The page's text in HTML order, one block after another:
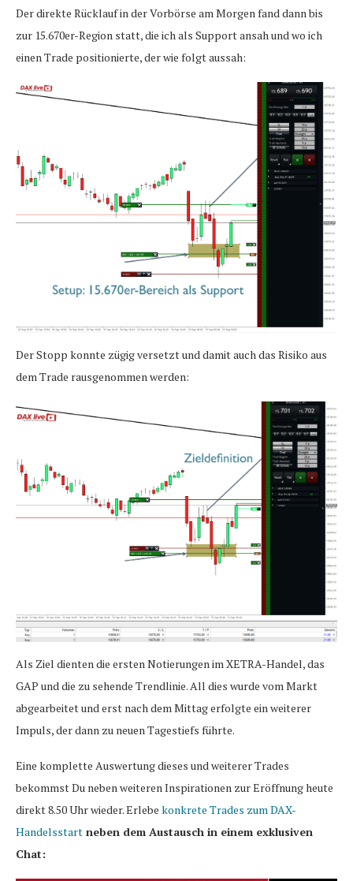
Der direkte Rücklauf in der Vorbörse am Morgen fand dann bis
zur 15.670er-Region statt, die ich als Support ansah und wo ich
einen Trade positionierte, der wie folgt aussah:
Der Stopp konnte zügig versetzt und damit auch das Risiko aus
dem Trade rausgenommen werden:
Als Ziel dienten die ersten Notierungen im XETRA-Handel, das
GAP und die zu sehende Trendlinie. All dies wurde vom Markt
abgearbeitet und erst nach dem Mittag erfolgte ein weiterer
Impuls, der dann zu neuen Tagestiefs führte.
Eine komplette Auswertung dieses und weiterer Trades
bekommst Du neben weiteren Inspirationen zur Eröffnung heute
direkt 8.50 Uhr wieder. Erlebe konkrete Trades zum DAX-
Handelsstart neben dem Austausch in einem exklusiven
Chat: